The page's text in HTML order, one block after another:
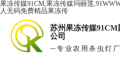
果冻传媒91CM,果冻传媒玛丽莲
人无码免费精品果冻传
苏州果冻传媒91CM
公司
专业农用杀虫灯